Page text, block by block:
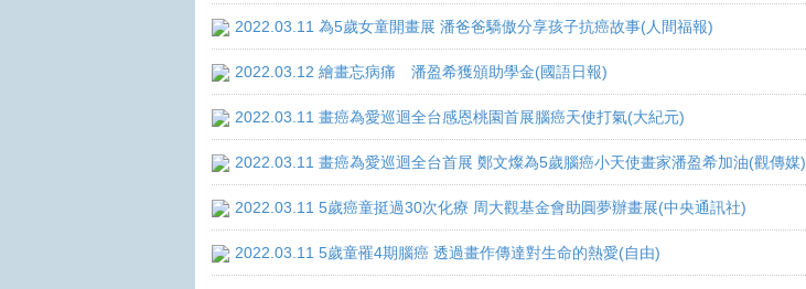
2022.03.11 為5歲女童開畫展 潘爸爸驕傲分享孩子抗癌故事(人間福報)
2022.03.12 繪畫忘病痛 潘盈希獲頒助學金(國語日報)
2022.03.11 畫癌為愛巡迴全台感恩桃園首展腦癌天使打氣(大紀元)
2022.03.11 畫癌為愛巡迴全台首展 鄭文燦為5歲腦癌小天使畫家潘盈希加油(觀傳媒)
2022.03.11 5歲癌童挺過30次化療 周大觀基金會助圓夢辦畫展(中央通訊社)
2022.03.11 5歲童罹4期腦癌 透過畫作傳達對生命的熱愛(自由)